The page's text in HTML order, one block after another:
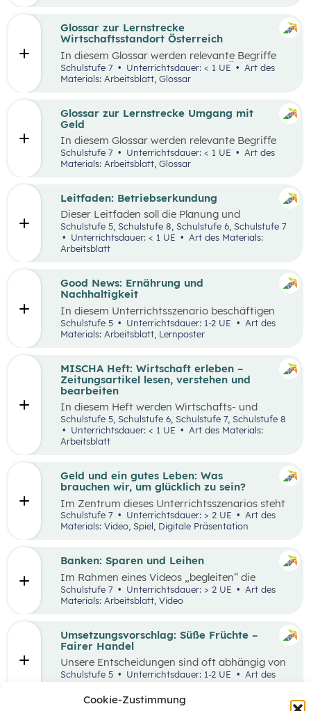
Cookie-Zustimmung
einer komplexen Fragestellung an der
Schnittstelle von Gesellschaft, Wirtschaft und
Glossar zur Lernstrecke
Wirtschaftsstandort Österreich
In diesem Glossar werden relevante Begriffe
zum Thema „Wirtschaftsstandort Österreich“
erklärt. Zusätzlich gibt es Arbeitsblätter zu
ausgewählten Begriffen.
Schulstufe 7 Unterrichtsdauer: < 1 UE
Materials: Arbeitsblatt, Glossar
Glossar zur Lernstrecke Umgang mit
Geld
In diesem Glossar werden relevante Begriffe
zum Thema „Geld“ erklärt. Zusätzlich gibt es
Arbeitsblätter zu ausgewählten Begriffen.
Schulstufe 7 Unterrichtsdauer: < 1 UE
Materials: Arbeitsblatt, Glossar
Leitfaden: Betriebserkundung
Dieser Leitfaden soll die Planung und
Durchführung von Betriebserkundungen
erleichtern. Im Zuge dieses Leitfadens werden
Leitfragen zu folgenden Schwerpunkten
Betriebserkundung.
Schulstufe 5, Schulstufe 8, Schulstufe 6, Schulstufe 7
Unterrichtsdauer: < 1 UE
Art des Materials:
Arbeitsblatt
Good News: Ernährung und
Nachhaltigkeit
In diesem Unterrichtsszenario beschäftigen
sich die Schüler:innen mit positiven
Nachrichten und Beispielen aus dem
Themenbereich „Ernährung und
Handlungsoptionen für den Alltag offenzulegen,
zu diskutieren und in einer abschließenden
Portfolioaufgabe kreativ zu bearbeiten.
Schulstufe 5 Unterrichtsdauer: 1-2 UE
Materials: Arbeitsblatt, Lernposter
MISCHA Heft: Wirtschaft erleben –
Zeitungsartikel lesen, verstehen und
bearbeiten
In diesem Heft werden Wirtschafts- und
Lesekompetenz miteinander verknüpft.Schulstufe 5, Schulstufe 6, Schulstufe 7, Schulstufe 8
Unterrichtsdauer: < 1 UE
Arbeitsblatt
Geld und ein gutes Leben: Was
brauchen wir, um glücklich zu sein?
Im Zentrum dieses Unterrichtsszenarios steht
das Planspiel „Nervus Rerum“, welches den
finanziellen Spielraum als Faktor für ein gutes
Zusammenhang zwischen Geld und einem
guten Leben bewerten.
Schulstufe 7 Unterrichtsdauer: > 2 UE
Art des
Materials: Video, Spiel, Digitale Präsentation
Banken: Sparen und Leihen
Im Rahmen eines Videos „begleiten“ die
Schüler:innen eine jugendliche Person bei der
Erledigung alltäglicher Bankgeschäfte und
bekommen so einen ersten Überblick, welche
anschließenden Laufdiktat wird das erworbene
Wissen gefestigt.
Schulstufe 7 Unterrichtsdauer: > 2 UE
Materials: Arbeitsblatt, Video
Umsetzungsvorschlag: Süße Früchte –
Fairer Handel
Unsere Entscheidungen sind oft abhängig von
Entscheidungen, die andere Menschen davor
getroffen haben. Wenn wir zum Beispiel
einkaufen gehen, können wir nur Waren
kaufen, die auch Unternehmen vorher
Schulstufe 5 Unterrichtsdauer: 1-2 UE
Art des
Materials: